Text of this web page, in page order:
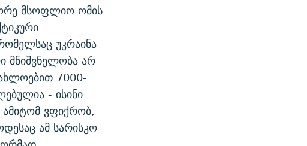
მსოფლიო ომის
უკრაინა
არ
7000-
- ისინი
ვფიქრობ,
ამ სარისკო